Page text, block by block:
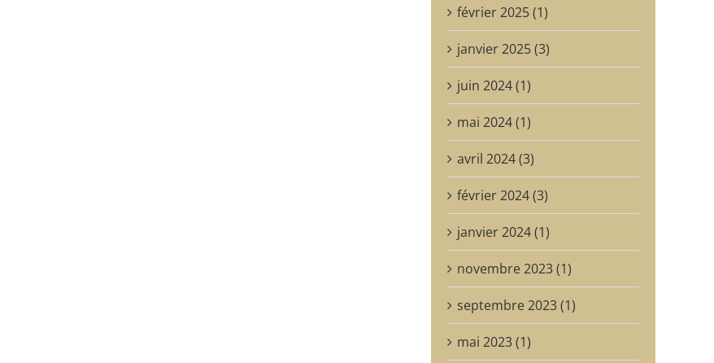
février 2025 (1)
janvier 2025 (3)
juin 2024 (1)
mai 2024 (1)
avril 2024 (3)
février 2024 (3)
janvier 2024 (1)
novembre 2023 (1)
septembre 2023 (1)
mai 2023 (1)